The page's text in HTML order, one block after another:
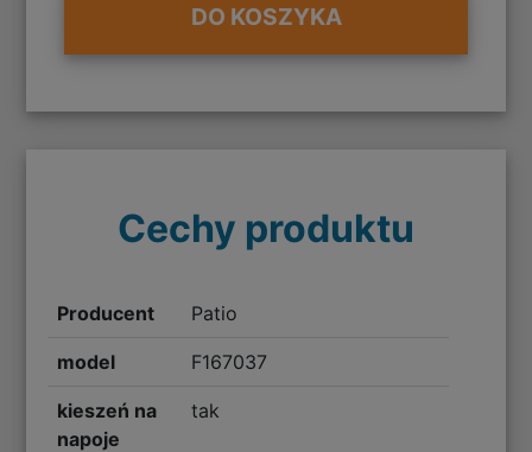
DO KOSZYKA
Cechy produktu
Producent Patio
model F167037
kieszeń na
napoje
tak